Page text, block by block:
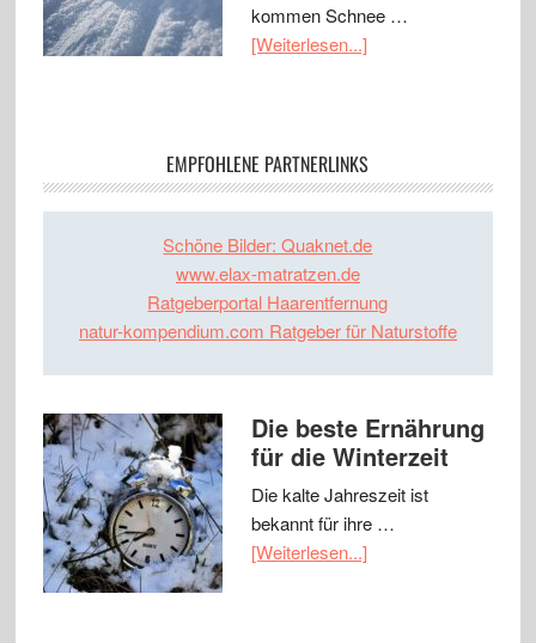
kommen Schnee …
[Weiterlesen...]
EMPFOHLENE PARTNERLINKS
Schöne Bilder: Quaknet.de
www.elax-matratzen.de
Ratgeberportal Haarentfernung
natur-kompendium.com Ratgeber für Naturstoffe
Die beste Ernährung
für die Winterzeit
Die kalte Jahreszeit ist
bekannt für ihre …
[Weiterlesen...]